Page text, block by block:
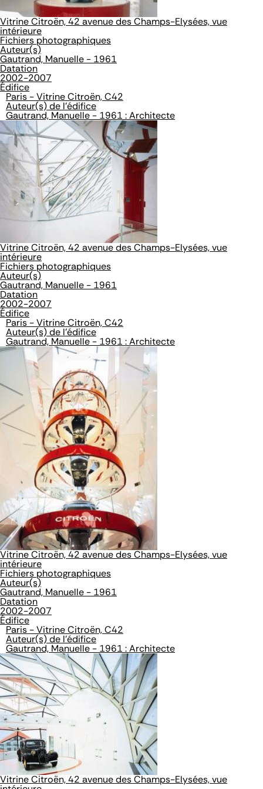
Vitrine Citroën, 42 avenue des Champs-Elysées, vue
intérieure
Fichiers photographiques
Auteur(s)
Gautrand, Manuelle - 1961
Datation
2002-2007
Édifice
Paris - Vitrine Citroën, C42
Auteur(s) de l'édifice
Gautrand, Manuelle - 1961 : Architecte
Vitrine Citroën, 42 avenue des Champs-Elysées, vue
intérieure
Fichiers photographiques
Auteur(s)
Gautrand, Manuelle - 1961
Datation
2002-2007
Édifice
Paris - Vitrine Citroën, C42
Auteur(s) de l'édifice
Gautrand, Manuelle - 1961 : Architecte
Vitrine Citroën, 42 avenue des Champs-Elysées, vue
intérieure
Fichiers photographiques
Auteur(s)
Gautrand, Manuelle - 1961
Datation
2002-2007
Édifice
Paris - Vitrine Citroën, C42
Auteur(s) de l'édifice
Gautrand, Manuelle - 1961 : Architecte
Vitrine Citroën, 42 avenue des Champs-Elysées, vue